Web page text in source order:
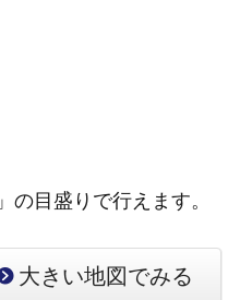
目盛りで行えます。
大きい地図でみる